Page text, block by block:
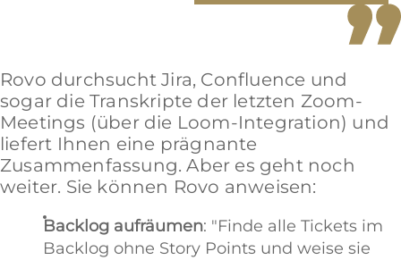
Rovo durchsucht Jira, Confluence und
sogar die Transkripte der letzten Zoom-
Meetings (über die Loom-Integration) und
liefert Ihnen eine prägnante
Zusammenfassung. Aber es geht noch
weiter. Sie können Rovo anweisen:
Backlog aufräumen: "Finde alle Tickets im
Backlog ohne Story Points und weise sie